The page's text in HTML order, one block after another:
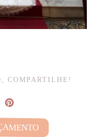
COMPARTILHE!